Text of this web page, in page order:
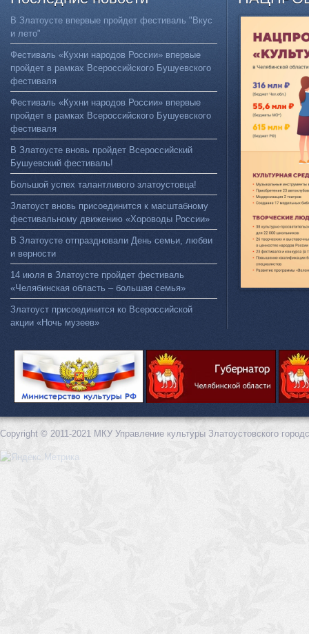
В Златоусте впервые пройдет фестиваль "Вкус
и лето"
Фестиваль «Кухни народов России» впервые
пройдет в рамках Всероссийского Бушуевского
фестиваля
Фестиваль «Кухни народов России» впервые
пройдет в рамках Всероссийского Бушуевского
фестиваля
В Златоусте вновь пройдет Всероссийский
Бушуевский фестиваль!
Большой успех талантливого златоустовца!
Златоуст вновь присоединится к масштабному
фестивальному движению «Хороводы России»
В Златоусте отпраздновали День семьи, любви
и верности
14 июля в Златоусте пройдет фестиваль
«Челябинская область – большая семья»
Златоуст присоединится ко Всероссийской
акции «Ночь музеев»
Copyright © 2011-2021 МКУ Управление культуры Златоустовского